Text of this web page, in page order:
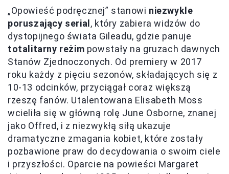
„Opowieść podręcznej” stanowi niezwykle
poruszający serial, który zabiera widzów do
dystopijnego świata Gileadu, gdzie panuje
totalitarny reżim powstały na gruzach dawnych
Stanów Zjednoczonych. Od premiery w 2017
roku każdy z pięciu sezonów, składających się z
10-13 odcinków, przyciągał coraz większą
rzeszę fanów. Utalentowana Elisabeth Moss
wcieliła się w główną rolę June Osborne, znanej
jako Offred, i z niezwykłą siłą ukazuje
dramatyczne zmagania kobiet, które zostały
pozbawione praw do decydowania o swoim ciele
i przyszłości. Oparcie na powieści Margaret